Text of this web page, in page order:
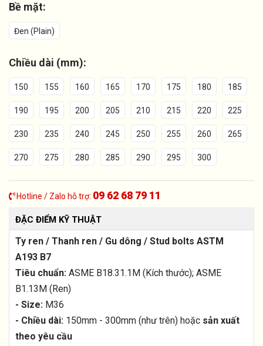
Bề mặt:
Đen (Plain)
Chiều dài (mm):
150 155 160 165 170 175 180 185
190 195 200 205 210 215 220 225
230 235 240 245 250 255 260 265
270 275 280 285 290 295 300
Hotline / Zalo hỗ trợ: 09 62 68 79 11
ĐẶC ĐIỂM KỸ THUẬT
Ty ren / Thanh ren / Gu dông / Stud bolts ASTM
A193 B7
Tiêu chuẩn: ASME B18.31.1M (Kích thước); ASME
B1.13M (Ren)
- Size: M36
- Chiều dài: 150mm - 300mm (như trên) hoặc sản xuất
theo yêu cầu